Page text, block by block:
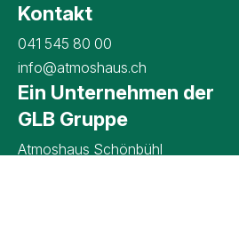
Kontaktangaben Atmoshaus AG
Kontakt
041 545 80 00
info@atmoshaus.ch
Ein Unternehmen der
GLB Gruppe
Atmoshaus Schönbühl